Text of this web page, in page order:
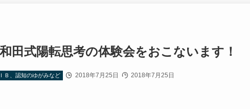
田式陽転思考の体験会をおこないます！
Ｂ、認知のゆがみなど 2018年7月25日 2018年7月25日